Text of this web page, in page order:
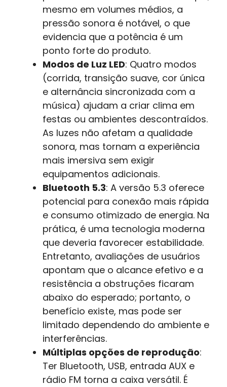
mesmo em volumes médios, a
pressão sonora é notável, o que
evidencia que a potência é um
ponto forte do produto.
Modos de Luz LED: Quatro modos
(corrida, transição suave, cor única
e alternância sincronizada com a
música) ajudam a criar clima em
festas ou ambientes descontraídos.
As luzes não afetam a qualidade
sonora, mas tornam a experiência
mais imersiva sem exigir
equipamentos adicionais.
Bluetooth 5.3: A versão 5.3 oferece
potencial para conexão mais rápida
e consumo otimizado de energia. Na
prática, é uma tecnologia moderna
que deveria favorecer estabilidade.
Entretanto, avaliações de usuários
apontam que o alcance efetivo e a
resistência a obstruções ficaram
abaixo do esperado; portanto, o
benefício existe, mas pode ser
limitado dependendo do ambiente e
interferências.
Múltiplas opções de reprodução:
Ter Bluetooth, USB, entrada AUX e
rádio FM torna a caixa versátil. É